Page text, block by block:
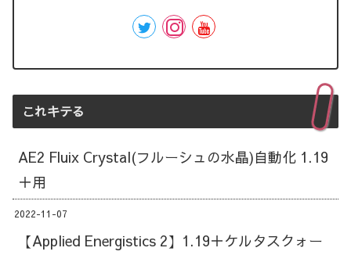
これキテる
AE2 Fluix Crystal(フルーシュの水晶)自動化 1.19
＋用
2022-11-07
【Applied Energistics 2】1.19＋ケルタスクォー